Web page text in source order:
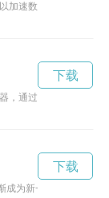
加速数据处理和传输
，通过适度运动提升身
下载
成为新一代安检体验
下载